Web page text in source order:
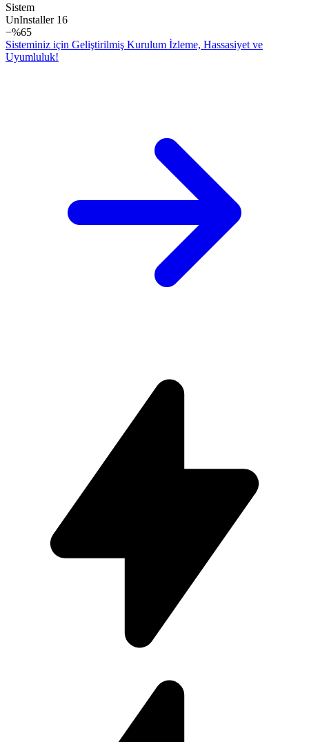
Sistem
Un­Installer 16
−%65
Sisteminiz için Geliştirilmiş Kurulum İzleme, Hassasiyet ve
Uyumluluk!